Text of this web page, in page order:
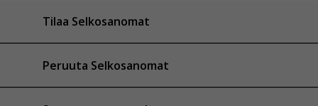
Tilaa Selkosanomat
Peruuta Selkosanomat